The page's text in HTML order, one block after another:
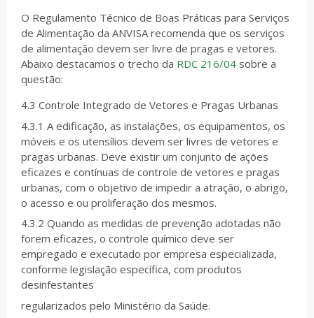
O Regulamento Técnico de Boas Práticas para Serviços
de Alimentação da ANVISA recomenda que os serviços
de alimentação devem ser livre de pragas e vetores.
Abaixo destacamos o trecho da RDC 216/04 sobre a
questão:
4.3 Controle Integrado de Vetores e Pragas Urbanas
4.3.1 A edificação, as instalações, os equipamentos, os
móveis e os utensílios devem ser livres de vetores e
pragas urbanas. Deve existir um conjunto de ações
eficazes e contínuas de controle de vetores e pragas
urbanas, com o objetivo de impedir a atração, o abrigo,
o acesso e ou proliferação dos mesmos.
4.3.2 Quando as medidas de prevenção adotadas não
forem eficazes, o controle químico deve ser
empregado e executado por empresa especializada,
conforme legislação específica, com produtos
desinfestantes
regularizados pelo Ministério da Saúde.